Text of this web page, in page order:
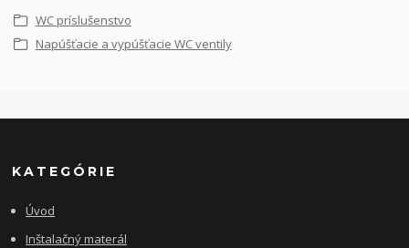
WC príslušenstvo
Napúšťacie a vypúšťacie WC ventily
KATEGÓRIE
Úvod
Inštalačný materál